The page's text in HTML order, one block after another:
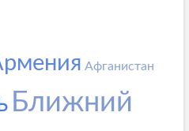
Афганистан
Ближний